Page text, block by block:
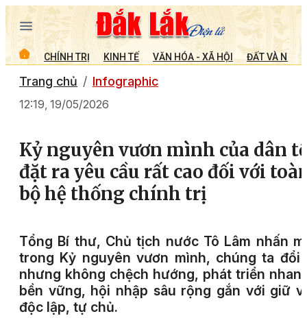
CHÍNH TRỊ KINH TẾ VĂN HÓA - XÃ HỘI ĐẤT VÀ
Trang chủ Infographic
12:19, 19/05/2026
Kỷ nguyên vươn mình của dân
đặt ra yêu cầu rất cao đối với
bộ hệ thống chính trị
Tổng Bí thư, Chủ tịch nước Tô Lâm nhấn
trong Kỷ nguyên vươn mình, chúng ta đổi
nhưng không chệch hướng, phát triển
bền vững, hội nhập sâu rộng gắn với giữ
độc lập, tự chủ.